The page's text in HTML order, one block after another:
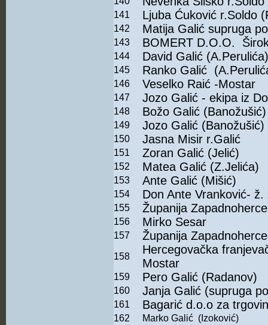
141 Ljuba Ćuković r.Soldo
142 Matija Galić supruga
143 BOMERT D.O.O.
144 David Galić (A.Perulića)
145 Ranko Galić
146 Veselko Raić -Mostar
147 Jozo Galić - ekipa iz
148 Božo Galić (Banožušić)
149 Jozo Galić (Banožušić)
150 Jasna Misir r.Galić
151 Zoran Galić (Jelić)
152 Matea Galić (Z.Jelića)
153 Ante Galić (Mišić)
154 Don Ante Vranković-
155 Županija
156 Mirko Sesar
157 Županija
158
Hercegovačka
Mostar
159 Pero Galić (Radanov)
160 Janja Galić (supruga
161 Bagarić d.o.o za
162
Marko Galić (Izoković)